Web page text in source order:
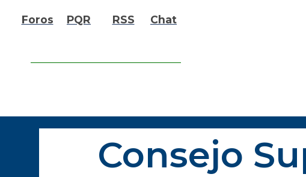
Foros PQR RSS Chat
Consejo